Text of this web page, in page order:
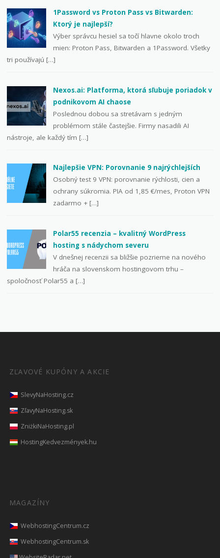
1Password vs Proton Pass vs Bitwarden:
Ktorý je najlepší?
Výber správcu hesiel sa točí hlavne okolo troch
mien: Proton Pass, Bitwarden a 1Password. Všetky
tri používajú […]
Nexos.ai: Platforma, ktorá sľubuje poriadok v
podnikovom AI chaose
Poslednou dobou sa stretávam s jedným
problémom stále častejšie. Firmy nasadili AI
nástroje, ale každý tím […]
Najlepšie VPN: Porovnanie 9 najrýchlejších
Osobný test 9 VPN: porovnanie rýchlosti, cien a
ochrany súkromia. PIA od 1,85 €/mes, Proton VPN
zadarmo + […]
Polar55 recenzia – kvalitný WordPress
hosting s nádychom severu
V dnešnej recenzii sa bližšie pozrieme na nového
hráča na slovenskom hostingovom trhu –
spoločnosť Polar55 a […]
ZĽAVOVÉ KUPÓNY A AKCIE
SlevyNaHosting.cz
ZľavyNaHosting.sk
ZniżkiNaHosting.pl
HostingKedvezmények.hu
MAGAZÍNY
WebhostingCentrum.cz
WebhostingCentrum.sk